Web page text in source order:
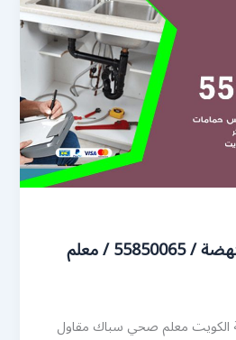
هاتف فني صحي النهضة / 55850065 / معلم
معلم صحي سباك مقاول